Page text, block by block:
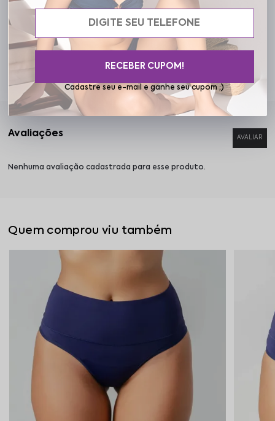
Cuidados
Nenhuma avaliação cadastrada para esse produto.
Quem comprou viu também
Cadastre seu e-mail e ganhe seu cupom ;)
RECEBER CUPOM!